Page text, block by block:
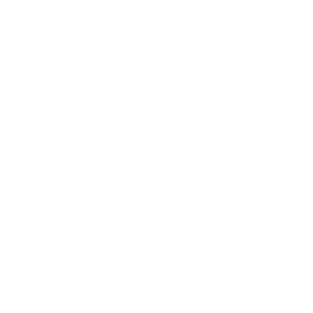
die Anzahl zu erhöhen oder zu
die Schaltflächen um die Anzahl zu
Wert ein oder benutze die